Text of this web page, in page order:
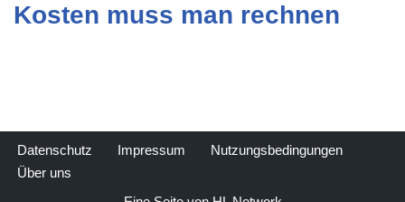
Kosten muss man rechnen
Datenschutz Impressum
Nutzungsbedingungen
Über uns